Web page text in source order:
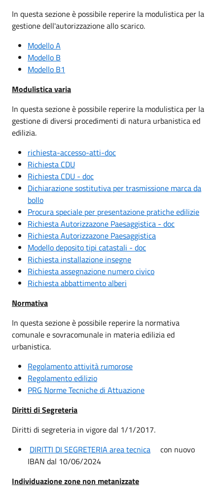
In questa sezione è possibile reperire la modulistica per la
gestione dell'autorizzazione allo scarico.
Modello A
Modello B
Modello B1
Modulistica varia
In questa sezione è possibile reperire la modulistica per la
gestione di diversi procedimenti di natura urbanistica ed
edilizia.
richiesta-accesso-atti-doc
Richiesta CDU
Richiesta CDU - doc
Dichiarazione sostitutiva per trasmissione marca da
bollo
Procura speciale per presentazione pratiche edilizie
Richiesta Autorizzazone Paesaggistica - doc
Richiesta Autorizzazone Paesaggistica
Modello deposito tipi catastali - doc
Richiesta installazione insegne
Richiesta assegnazione numero civico
Richiesta abbattimento alberi
Normativa
In questa sezione è possibile reperire la normativa
comunale e sovracomunale in materia edilizia ed
urbanistica.
Regolamento attività rumorose
Regolamento edilizio
PRG Norme Tecniche di Attuazione
Diritti di Segreteria
Diritti di segreteria in vigore dal 1/1/2017.
DIRITTI DI SEGRETERIA area tecnica con nuovo
IBAN dal 10/06/2024
Individuazione zone non metanizzate